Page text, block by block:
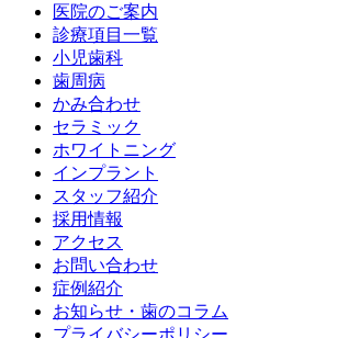
医院のご案内
診療項目一覧
小児歯科
歯周病
かみ合わせ
セラミック
ホワイトニング
インプラント
スタッフ紹介
採用情報
アクセス
お問い合わせ
症例紹介
お知らせ・歯のコラム
プライバシーポリシー